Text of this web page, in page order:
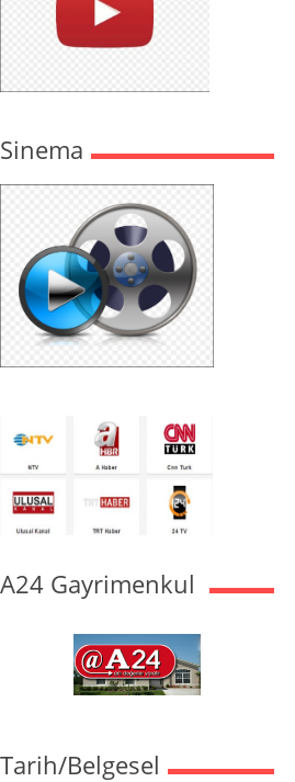
Sinema
A24 Gayrimenkul
Tarih/Belgesel